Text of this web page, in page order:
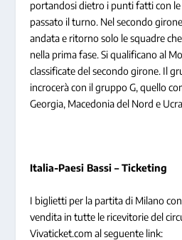
portandosi dietro i punti fatti con
passato il turno. Nel secondo
andata e ritorno solo le squadre
nella prima fase. Si qualificano al
classificate del secondo girone. Il
incrocerà con il gruppo G, quello
Georgia, Macedonia del Nord e
Italia-Paesi Bassi – Ticketing
I biglietti per la partita di Milano
vendita in tutte le ricevitorie del
Vivaticket.com al seguente link: